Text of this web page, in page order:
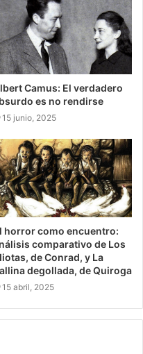
Camus: El verdadero
es no rendirse
15 junio, 2025
horror como encuentro:
comparativo de Los
de Conrad, y La
degollada, de Quiroga
15 abril, 2025